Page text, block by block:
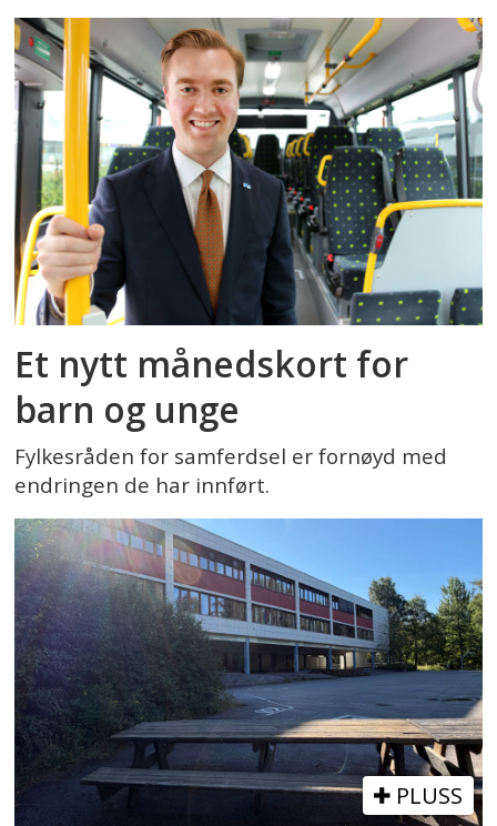
Et nytt månedskort for
barn og unge
Fylkesråden for samferdsel er fornøyd med
endringen de har innført.
PLUSS